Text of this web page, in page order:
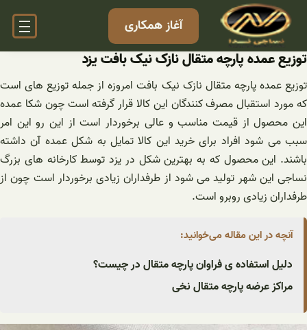
محتوا
آغاز همکاری
توزیع عمده پارچه متقال نازک نیک بافت یزد
توزیع عمده پارچه متقال نازک نیک بافت امروزه از جمله توزیع های است
که مورد استقبال مصرف کنندگان این کالا قرار گرفته است چون شکا عمده
این محصول از قیمت مناسب و عالی برخوردار است از این رو این امر
سبب می شود افراد برای خرید این کالا تمایل به شکل عمده آن داشته
باشند. این محصول که به بهترین شکل در یزد توسط کارخانه های بزرگ
نساجی این شهر تولید می شود از طرفداران زیادی برخوردار است چون از
طرفداران زیادی روبرو است.
آنچه در این مقاله می‌خوانید:
دلیل استفاده ی فراوان پارچه متقال در چیست؟
مراکز عرضه پارچه متقال نخی